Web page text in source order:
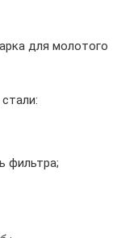
для молотого
фильтра;